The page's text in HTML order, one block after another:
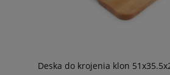
Deska do krojenia klon